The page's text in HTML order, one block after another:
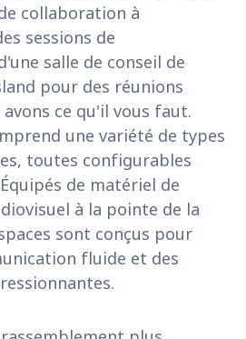
collaboration à
sessions de
salle de conseil de
pour des réunions
ce qu'il vous faut.
une variété de types
toutes configurables
de matériel de
à la pointe de la
sont conçus pour
fluide et des